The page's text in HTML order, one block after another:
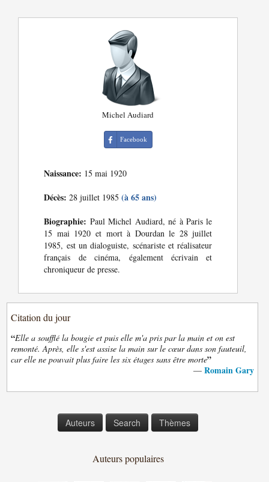
Michel Audiard
Facebook
Naissance: 15 mai 1920
Décès: 28 juillet 1985(à 65 ans)
Biographie: Paul Michel Audiard, né à Paris le
15 mai 1920 et mort à Dourdan le 28 juillet
1985, est un dialoguiste, scénariste et réalisateur
français de cinéma, également écrivain et
chroniqueur de presse.
Citation du jour
“Elle a soufflé la bougie et puis elle m'a pris par la main et on est
remonté. Après, elle s'est assise la main sur le cœur dans son fauteuil,
car elle ne pouvait plus faire les six étages sans être morte”
— Romain Gary
Auteurs Search Thèmes
Auteurs populaires